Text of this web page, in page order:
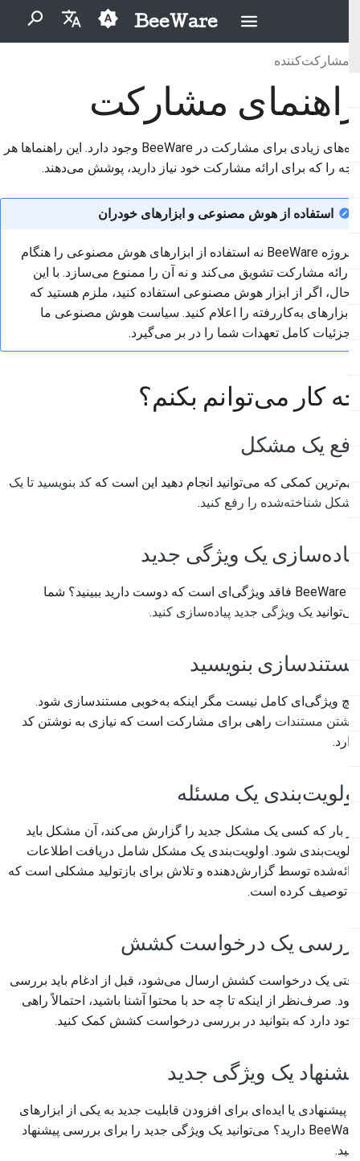
BeeWare
Dansk
Español
فارسی
Français
Italiano
日本語
Русский
برای شروع جستجو تایپ کنید
BeeWare چیست؟
تاریخ و فلسفه
داستان‌های موفقیت
دستورالعمل‌های برندینگ
آیین‌نامهٔ رفتار جامعهٔ بی‌وِیر
قابل اجاره
بایگانی 2026
2025
2024
2023
2021
2020
2019
2017
2015
2013
Buzz
Events
Resources
مشارکت‌کننده
راهنمای مشارکت
راه‌های زیادی برای مشارکت در BeeWare وجود دارد. این راهنماها هر
آنچه را که برای ارائه مشارکت خود نیاز دارید، پوشش می‌دهند.
استفاده از هوش مصنوعی و ابزارهای خودران
پروژه BeeWare نه استفاده از ابزارهای هوش مصنوعی را هنگام
ارائه مشارکت تشویق می‌کند و نه آن را ممنوع می‌سازد. با این
حال، اگر از ابزار هوش مصنوعی استفاده کنید، ملزم هستید که
ابزارهای به‌کاررفته را اعلام کنید. سیاست هوش مصنوعی ما
جزئیات کامل تعهدات شما را در بر می‌گیرد.
چه کار می‌توانم بکنم؟
رفع یک مشکل
مهم‌ترین کمکی که می‌توانید انجام دهید این است که کد بنویسید تا یک
مشکل شناخته‌شده را رفع کنید.
پیاده‌سازی یک ویژگی جدید
آیا BeeWare فاقد ویژگی‌ای است که دوست دارید ببینید؟ شما
می‌توانید یک ویژگی جدید پیاده‌سازی کنید.
مستندسازی بنویسید
هیچ ویژگی‌ای کامل نیست مگر اینکه به‌خوبی مستندسازی شود.
نوشتن مستندات راهی برای مشارکت است که نیازی به نوشتن کد
ندارد.
اولویت‌بندی یک مسئله
هر بار که کسی یک مشکل جدید را گزارش می‌کند، آن مشکل باید
اولویت‌بندی شود. اولویت‌بندی یک مشکل شامل دریافت اطلاعات
ارائه‌شده توسط گزارش‌دهنده و تلاش برای بازتولید مشکلی است که
او توصیف کرده است.
بررسی یک درخواست کشش
وقتی یک درخواست کشش ارسال می‌شود، قبل از ادغام باید بررسی
شود. صرف‌نظر از اینکه تا چه حد با محتوا آشنا باشید، احتمالاً راهی
وجود دارد که بتوانید در بررسی درخواست کشش کمک کنید.
پیشنهاد یک ویژگی جدید
آیا پیشنهادی یا ایده‌ای برای افزودن قابلیت جدید به یکی از ابزارهای
BeeWare دارید؟ می‌توانید یک ویژگی جدید را برای بررسی پیشنهاد
دهید.